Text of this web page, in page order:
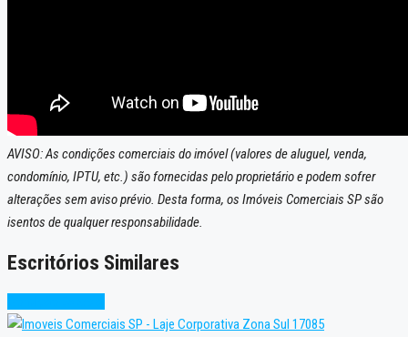
AVISO: As condições comerciais do imóvel (valores de aluguel, venda,
condomínio, IPTU, etc.) são fornecidas pelo proprietário e podem sofrer
alterações sem aviso prévio. Desta forma, os Imóveis Comerciais SP são
isentos de qualquer responsabilidade.
Escritórios Similares